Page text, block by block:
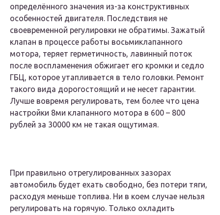
определённого значения из-за конструктивных
особенностей двигателя. Последствия не
своевременной регулировки не обратимы. Зажатый
клапан в процессе работы восьмиклапанного
мотора, теряет герметичность, лавинный поток
после воспламенения обжигает его кромки и седло
ГБЦ, которое утапливается в тело головки. Ремонт
такого вида дорогостоящий и не несет гарантии.
Лучше вовремя регулировать, тем более что цена
настройки 8ми клапанного мотора в 600 – 800
рублей за 30000 км не такая ощутимая.
При правильно отрегулированных зазорах
автомобиль будет ехать свободно, без потери тяги,
расходуя меньше топлива. Ни в коем случае нельзя
регулировать на горячую. Только охладить